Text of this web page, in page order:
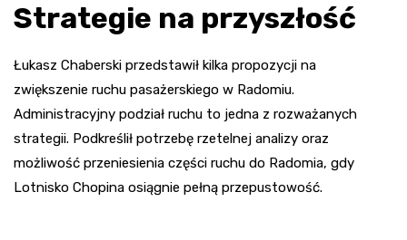
Strategie na przyszłość
Łukasz Chaberski przedstawił kilka propozycji na
zwiększenie ruchu pasażerskiego w Radomiu.
Administracyjny podział ruchu to jedna z rozważanych
strategii. Podkreślił potrzebę rzetelnej analizy oraz
możliwość przeniesienia części ruchu do Radomia, gdy
Lotnisko Chopina osiągnie pełną przepustowość.